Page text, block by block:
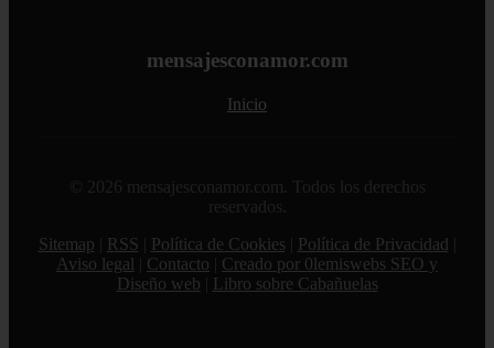
mensajesconamor.com
Inicio
© 2026 mensajesconamor.com. Todos los derechos
reservados.
Sitemap
RSS Política de Cookies Política de Privacidad
Aviso legal
Contacto
Creado por 0lemiswebs SEO y
Diseño web
Libro sobre Cabañuelas